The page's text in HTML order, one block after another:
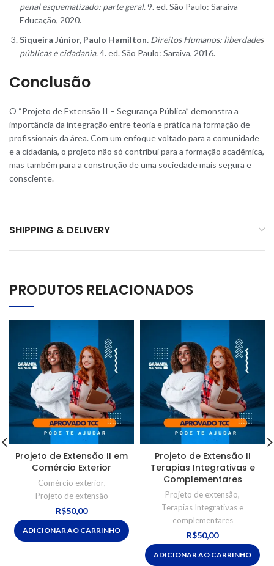
penal esquematizado: parte geral. 9. ed. São Paulo: Saraiva
Educação, 2020.
Siqueira Júnior, Paulo Hamilton. Direitos Humanos: liberdades
públicas e cidadania. 4. ed. São Paulo: Saraiva, 2016.
Conclusão
O “Projeto de Extensão II – Segurança Pública” demonstra a
importância da integração entre teoria e prática na formação de
profissionais da área. Com um enfoque voltado para a comunidade
e a cidadania, o projeto não só contribui para a formação acadêmica,
mas também para a construção de uma sociedade mais segura e
consciente.
SHIPPING & DELIVERY
PRODUTOS RELACIONADOS
Projeto de Extensão II em
Comércio Exterior
Comércio exterior,
Projeto de extensão
R$50,00
ADICIONAR AO CARRINHO
Projeto de Extensão II
Terapias Integrativas e
Complementares
Projeto de extensão,
Terapias Integrativas e
complementares
R$50,00
ADICIONAR AO CARRINHO